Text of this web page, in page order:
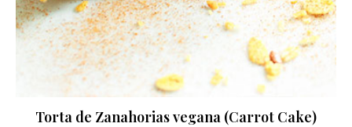
Torta de Zanahorias vegana (Carrot Cake)